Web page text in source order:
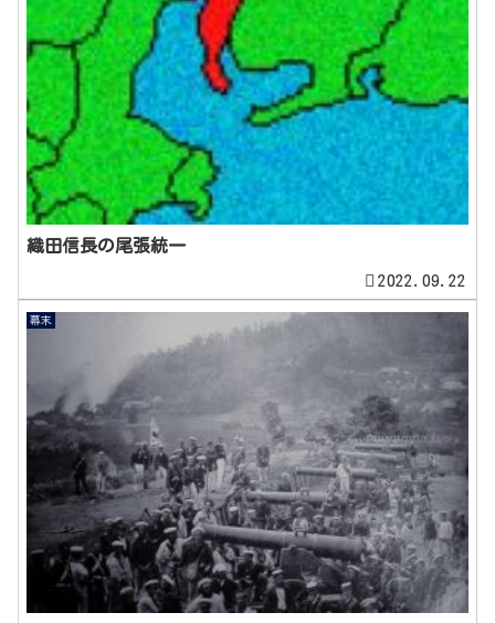
織田信長の尾張統一
2022.09.22
幕末